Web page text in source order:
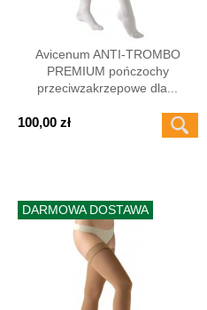
Avicenum ANTI-TROMBO
PREMIUM pończochy
przeciwzakrzepowe dla...
100,00 zł
DARMOWA DOSTAWA